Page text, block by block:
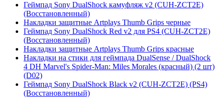
Геймпад Sony DualShock камуфляж v2 (CUH-ZCT2E)
(Восстановленный)
Накладки защитные Artplays Thumb Grips черные
Геймпад Sony DualShock Red v2 для PS4 (CUH-ZCT2E)
(Восстановленный)
Накладки защитные Artplays Thumb Grips красные
Накладки на стики для геймпада DualSense / DualShock
4 DH Marvel's Spider-Man: Miles Morales (красный) (2 шт)
(D02)
Геймпад Sony DualShock Black v2 (CUH-ZCT2E) (PS4)
(Восстановленный)